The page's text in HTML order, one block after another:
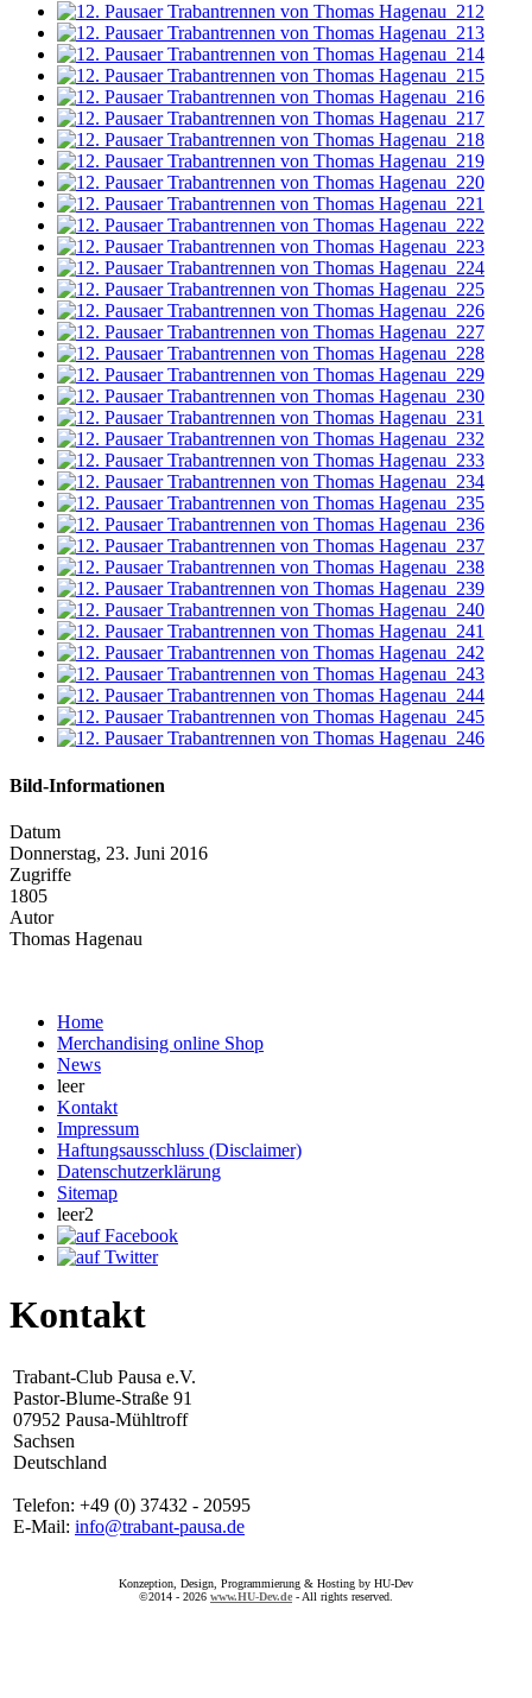
Bild-Informationen
Datum
Donnerstag, 23. Juni 2016
Zugriffe
1805
Autor
Thomas Hagenau
Home
Merchandising online Shop
News
leer
Kontakt
Impressum
Haftungsausschluss (Disclaimer)
Datenschutzerklärung
Sitemap
leer2
Kontakt
Trabant-Club Pausa e.V.
Pastor-Blume-Straße 91
07952 Pausa-Mühltroff
Sachsen
Deutschland
Telefon: +49 (0) 37432 - 20595
E-Mail: info@trabant-pausa.de
Konzeption, Design, Programmierung & Hosting by HU-Dev
©2014 - 2026 www.HU-Dev.de - All rights reserved.